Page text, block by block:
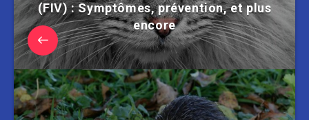
(FIV) : Symptômes, prévention, et plus
encore